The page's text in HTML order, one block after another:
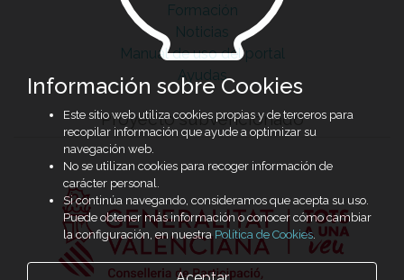
Formación
Noticias
Manual de uso del portal
Ayudas
Proyecto subvencionado
Información sobre Cookies
Este sitio web utiliza cookies propias y de terceros para
recopilar información que ayude a optimizar su
navegación web.
No se utilizan cookies para recoger información de
carácter personal.
Si continúa navegando, consideramos que acepta su uso.
Puede obtener más información o conocer cómo cambiar
la configuración, en nuestra Política de Cookies.